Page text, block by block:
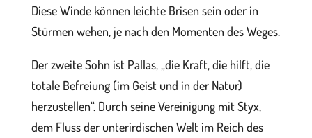
Diese Winde können leichte Brisen sein oder in
Stürmen wehen, je nach den Momenten des Weges.
Der zweite Sohn ist Pallas, „die Kraft, die hilft, die
totale Befreiung (im Geist und in der Natur)
herzustellen“. Durch seine Vereinigung mit Styx,
dem Fluss der unterirdischen Welt im Reich des